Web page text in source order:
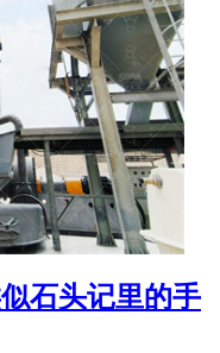
石头记里的手